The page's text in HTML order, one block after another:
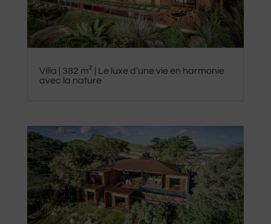
Villa | 382 m² | Le luxe d’une vie en harmonie
avec la nature